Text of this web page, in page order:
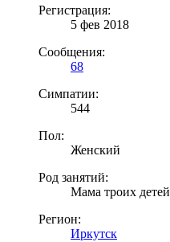
Регистрация:
5 фев 2018
Сообщения:
68
Симпатии:
544
Пол:
Женский
Род занятий:
Мама троих детей
Регион:
Иркутск